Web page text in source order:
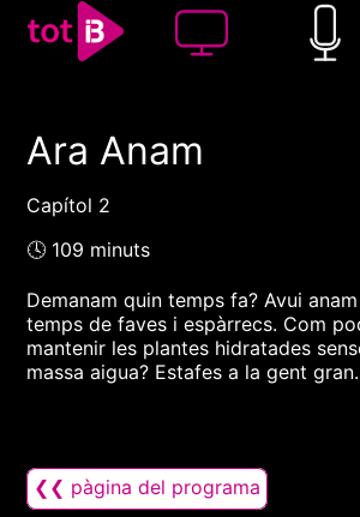
00:00 00:00
Ara Anam
Capítol 2
🕓 109 minuts
Demanam quin temps fa? Avui
temps de faves i espàrrecs. Com
mantenir les plantes hidratades
massa aigua? Estafes a la gent gran.
❮❮ pàgina del programa